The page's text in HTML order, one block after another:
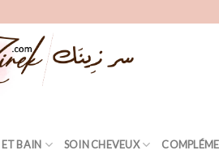
ET BAIN SOIN CHEVEUX